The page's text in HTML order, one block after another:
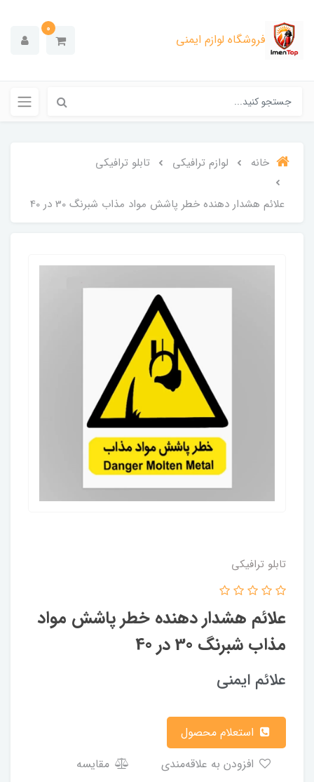
فروشگاه لوازم ایمنی
0
خانه لوازم ترافیکی تابلو ترافیکی
علائم هشدار دهنده خطر پاشش مواد مذاب شبرنگ 30 در 40
تابلو ترافیکی
علائم هشدار دهنده خطر پاشش مواد
مذاب شبرنگ 30 در 40
علائم ایمنی
مقایسه